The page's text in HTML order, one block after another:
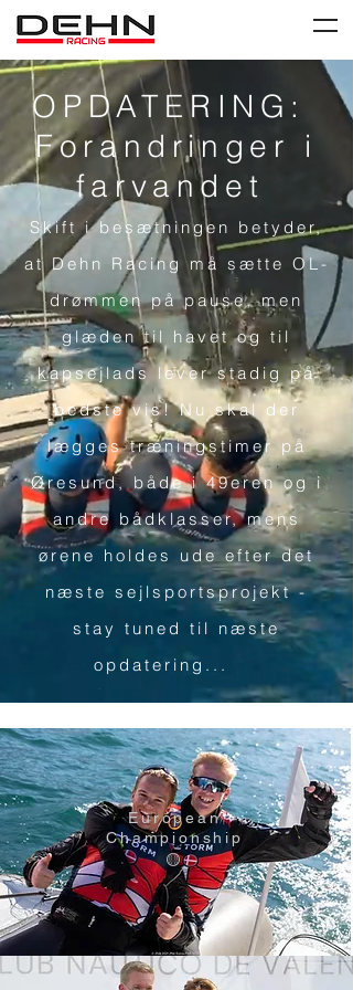
OPDATERING:
Forandringer i
farvandet
Skift i besætningen betyder,
at Dehn Racing må sætte OL-
drømmen på pause, men
glæden til havet og til
kapsejlads lever stadig på
bedste vis! Nu skal der
lægges træningstimer på
Øresund, både i 49eren og i
andre bådklasser, mens
ørene holdes ude efter det
næste sejlsportsprojekt -
stay tuned til næste
opdatering...
European
Championship
🟡